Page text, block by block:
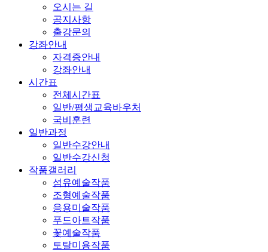
오시는 길
공지사항
출강문의
강좌안내
자격증안내
강좌안내
시간표
전체시간표
일반/평생교육바우처
국비훈련
일반과정
일반수강안내
일반수강신청
작품갤러리
섬유예술작품
조형예술작품
응용미술작품
푸드아트작품
꽃예술작품
토탈미용작품